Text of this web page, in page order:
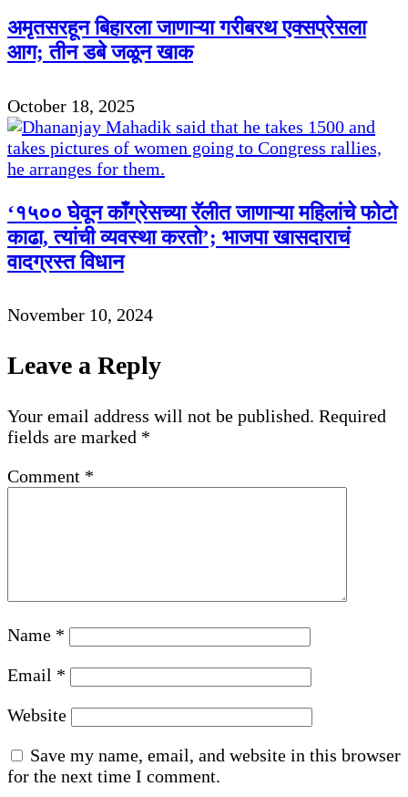
अमृतसरहून बिहारला जाणाऱ्या गरीबरथ एक्सप्रेसला
आग; तीन डबे जळून खाक
October 18, 2025
‘१५०० घेवून काँग्रेसच्या रॅलीत जाणाऱ्या महिलांचे फोटो
काढा, त्यांची व्यवस्था करतो’; भाजपा खासदाराचं
वादग्रस्त विधान
November 10, 2024
Leave a Reply
Your email address will not be published. Required
fields are marked *
Comment *
Name *
Email *
Website
Save my name, email, and website in this browser
for the next time I comment.